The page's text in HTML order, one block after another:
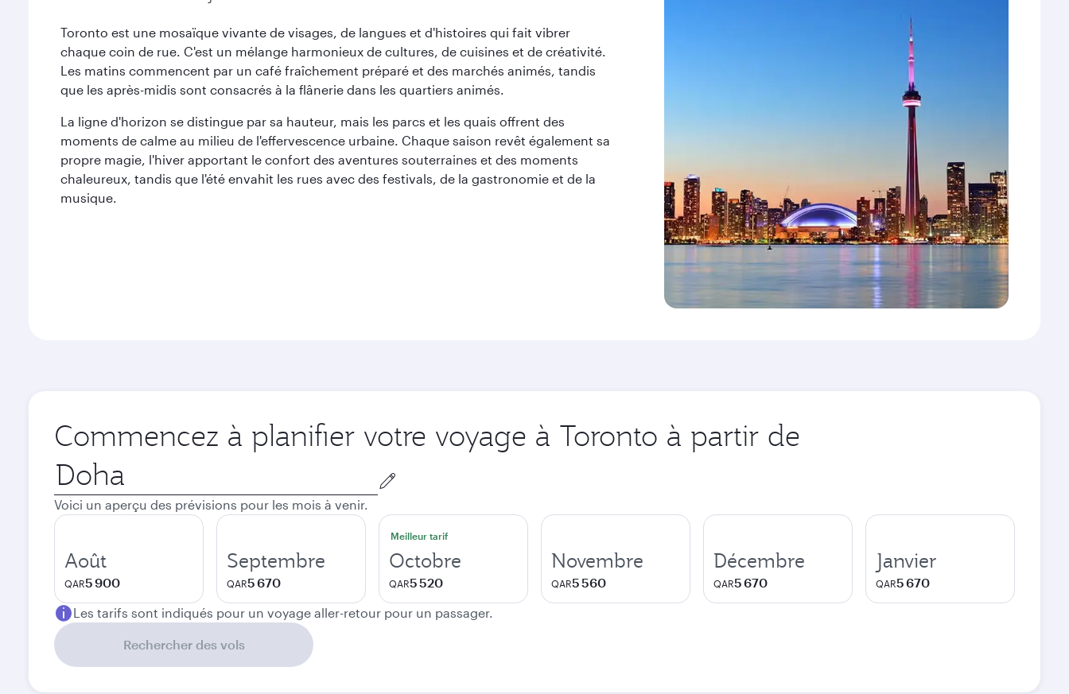
Toronto est une mosaïque vivante de visages, de langues et d'histoires qui fait vibrer
chaque coin de rue. C'est un mélange harmonieux de cultures, de cuisines et de créativité.
Les matins commencent par un café fraîchement préparé et des marchés animés, tandis
que les après-midis sont consacrés à la flânerie dans les quartiers animés.
La ligne d'horizon se distingue par sa hauteur, mais les parcs et les quais offrent des
moments de calme au milieu de l'effervescence urbaine. Chaque saison revêt également sa
propre magie, l'hiver apportant le confort des aventures souterraines et des moments
chaleureux, tandis que l'été envahit les rues avec des festivals, de la gastronomie et de la
musique.
Commencez à planifier votre voyage à Toronto à partir de
Ville
de
départ
Voici un aperçu des prévisions pour les mois à venir.
Août
QAR5 900
Septembre
QAR5 670
Meilleur tarif
Octobre
QAR5 520
Novembre
QAR5 560
Décembre
QAR5 670
Janvier
QAR5 670
Les tarifs sont indiqués pour un voyage aller-retour pour un passager.
Rechercher des vols